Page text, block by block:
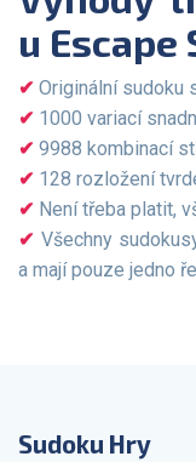
u Escape
Originální sudoku
1000 variací
9988 kombinací
128 rozložení
Není třeba platit,
Všechny
a mají pouze jedno
Sudoku Hry